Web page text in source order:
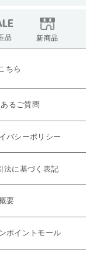
品 新商品
ちら
るご質問
バシーポリシー
法に基づく表記
要
ポイントモール